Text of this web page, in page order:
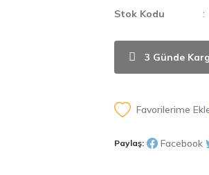
Stok Kodu
3 Günde
Paylaş: Facebook